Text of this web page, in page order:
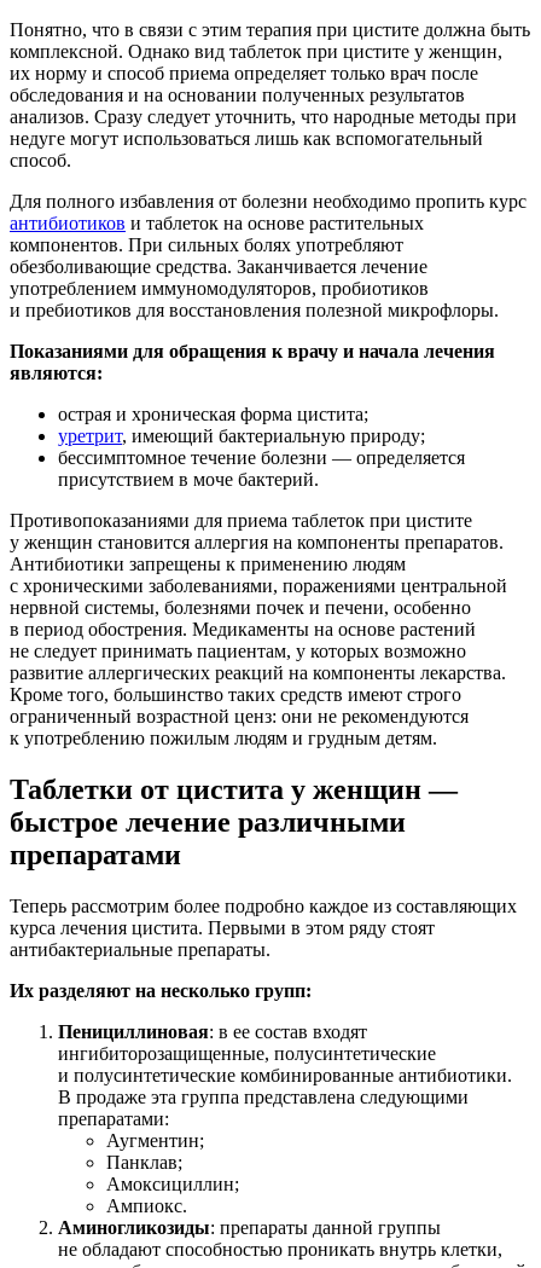
Понятно, что в связи с этим терапия при цистите должна быть
комплексной. Однако вид таблеток при цистите у женщин,
их норму и способ приема определяет только врач после
обследования и на основании полученных результатов
анализов. Сразу следует уточнить, что народные методы при
недуге могут использоваться лишь как вспомогательный
способ.
Для полного избавления от болезни необходимо пропить курс
антибиотиков и таблеток на основе растительных
компонентов. При сильных болях употребляют
обезболивающие средства. Заканчивается лечение
употреблением иммуномодуляторов, пробиотиков
и пребиотиков для восстановления полезной микрофлоры.
Показаниями для обращения к врачу и начала лечения
являются:
острая и хроническая форма цистита;
уретрит, имеющий бактериальную природу;
бессимптомное течение болезни — определяется
присутствием в моче бактерий.
Противопоказаниями для приема таблеток при цистите
у женщин становится аллергия на компоненты препаратов.
Антибиотики запрещены к применению людям
с хроническими заболеваниями, поражениями центральной
нервной системы, болезнями почек и печени, особенно
в период обострения. Медикаменты на основе растений
не следует принимать пациентам, у которых возможно
развитие аллергических реакций на компоненты лекарства.
Кроме того, большинство таких средств имеют строго
ограниченный возрастной ценз: они не рекомендуются
к употреблению пожилым людям и грудным детям.
Таблетки от цистита у женщин —
быстрое лечение различными
препаратами
Теперь рассмотрим более подробно каждое из составляющих
курса лечения цистита. Первыми в этом ряду стоят
антибактериальные препараты.
Их разделяют на несколько групп:
Пенициллиновая: в ее состав входят
ингибиторозащищенные, полусинтетические
и полусинтетические комбинированные антибиотики.
В продаже эта группа представлена следующими
препаратами:
Аугментин;
Панклав;
Амоксициллин;
Ампиокс.
Аминогликозиды: препараты данной группы
не обладают способностью проникать внутрь клетки,